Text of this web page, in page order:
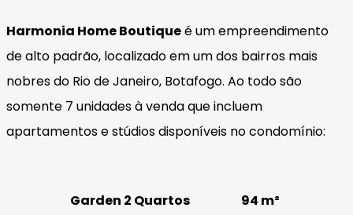
Harmonia Home Boutiqueé um empreendimento
de alto padrão, localizado em um dos bairros mais
nobres do Rio de Janeiro, Botafogo. Ao todo são
somente 7 unidades à venda que incluem
apartamentos e stúdios disponíveis no condomínio:
Garden 2 Quartos
94 m²